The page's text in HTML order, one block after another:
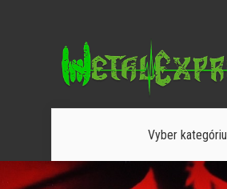
Vyber kategóriu